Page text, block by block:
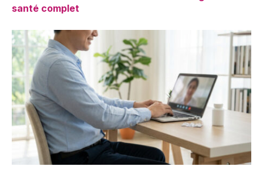
santé complet